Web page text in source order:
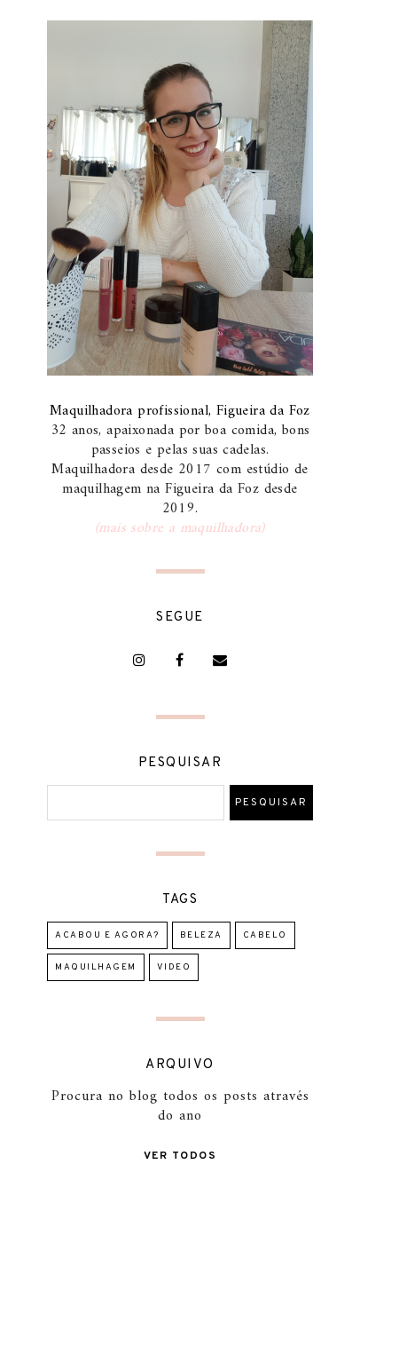
Maquilhadora profissional, Figueira da Foz
32 anos, apaixonada por boa comida, bons
passeios e pelas suas cadelas.
Maquilhadora desde 2017 com estúdio de
maquilhagem na Figueira da Foz desde
2019.
(mais sobre a maquilhadora)
SEGUE
PESQUISAR
TAGS
ACABOU E AGORA? BELEZA CABELO
MAQUILHAGEM VIDEO
ARQUIVO
Procura no blog todos os posts através
do ano
VER TODOS